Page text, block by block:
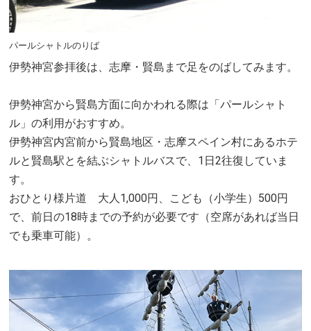
パールシャトルのりば
伊勢神宮参拝後は、志摩・賢島まで足をのばしてみます。
伊勢神宮から賢島方面に向かわれる際は「パールシャト
ル」の利用がおすすめ。
伊勢神宮内宮前から賢島地区・志摩スペイン村にあるホテ
ルと賢島駅とを結ぶシャトルバスで、1日2往復していま
す。
おひとり様片道 大人1,000円、こども（小学生）500円
で、前日の18時までの予約が必要です（空席があれば当日
でも乗車可能）。